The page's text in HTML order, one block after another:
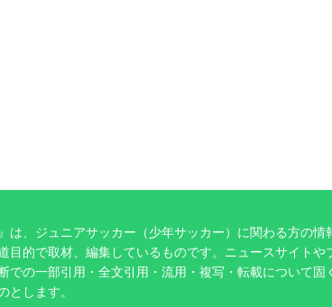
は、ジュニアサッカー（少年サッカー）に関わる方の
目的で取材、編集しているものです。ニュースサイト
での一部引用・全文引用・流用・複写・転載について
とします。